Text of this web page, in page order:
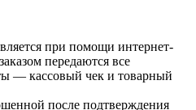
при помощи интернет-
передаются все
— кассовый чек и товарный
после подтверждения